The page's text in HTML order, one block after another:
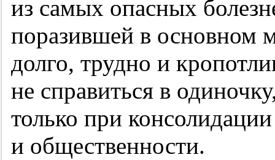
из самых опасных
поразившей в основном
долго, трудно и
не справиться в
только при
и общественности.